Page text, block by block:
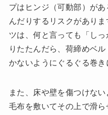
プはヒンジ（可動部）が
んだりするリスクがあり
ツは、何と言っても「し
りたたんだら、荷締めベ
かないようにぐるぐる巻き
また、床や壁を傷つけな
毛布を敷いてその上で滑